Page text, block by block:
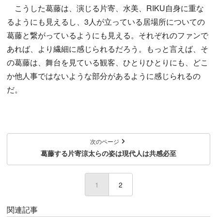
こうした葛藤は、演じる片寄、水美、RIKU自身に重な
るようにも見えるし、3人が立っている居場所についての
葛藤と繋がっているようにも見える。それぞれのファンで
あれば、より繊細に感じられるだろう。もっと言えば、そ
の葛藤は、舞台を見ている観客、ひとりひとりにも、どこ
か他人事ではないような部分があるように感じられるの
だ。
次のページ
葛藤する片寄涼太らの姿は現代人は共感必至
1 (current)
2
関連記事